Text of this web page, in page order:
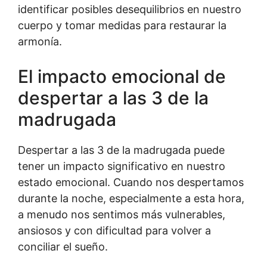
identificar posibles desequilibrios en nuestro
cuerpo y tomar medidas para restaurar la
armonía.
El impacto emocional de
despertar a las 3 de la
madrugada
Despertar a las 3 de la madrugada puede
tener un impacto significativo en nuestro
estado emocional. Cuando nos despertamos
durante la noche, especialmente a esta hora,
a menudo nos sentimos más vulnerables,
ansiosos y con dificultad para volver a
conciliar el sueño.